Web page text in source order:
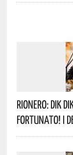
Rionero: DIK
Fortunato! I